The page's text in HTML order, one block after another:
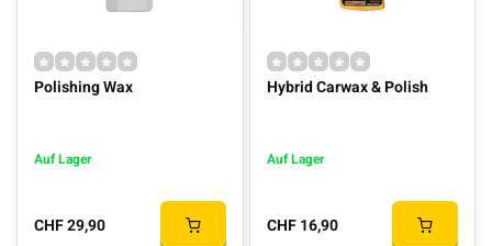
Polishing Wax
Auf Lager
CHF 29,90
Hybrid Carwax & Polish
Auf Lager
CHF 16,90